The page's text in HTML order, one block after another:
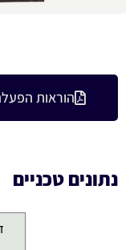
הוראות
נתונים טכניים